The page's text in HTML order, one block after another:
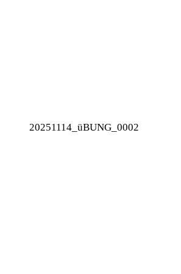
20251114_üBUNG_0002